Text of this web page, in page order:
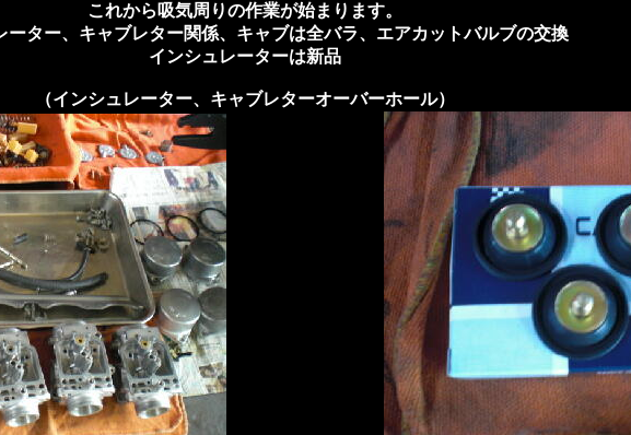
これから吸気周りの作業が始まります。
ーター、キャブレター関係、キャブは全バラ、エアカットバルブの交換
インシュレーターは新品
（インシュレーター、キャブレターオーバーホール）